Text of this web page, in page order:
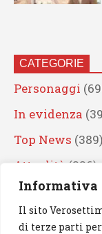
Informativa
Il sito
di terze parti
CATEGORIE
Personaggi
In evidenza
Top News (389)
Attualità (336)
Eventi(330)
Artisti (241)